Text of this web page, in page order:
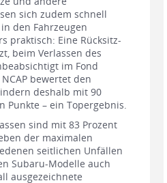
sich zudem schnell
den Fahrzeugen
praktisch: Eine Rücksitz-
beim Verlassen des
im Fond
bewertet den
deshalb mit 90
Punkte – ein Topergebnis.
sind mit 83 Prozent
der maximalen
seitlichen Unfällen
Subaru-Modelle auch
ausgezeichnete